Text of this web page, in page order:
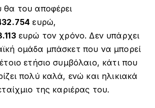
θα του αποφέρει
ευρώ,
ευρώ τον χρόνο. Δεν υπάρχει
ομάδα μπάσκετ που να μπορεί
ετήσιο συμβόλαιο, κάτι που
πολύ καλά, ενώ και ηλικιακά
της καριέρας του.